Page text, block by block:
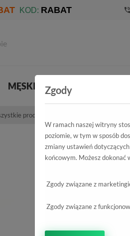
KOD: RABAT
MĘSKIE
produkty
Klapki
B3950-E50-000-000-
-70%
Zgody
W ramach naszej witryny
poziomie, w tym w sposób
zmiany ustawień
końcowym. Możesz dokonać
Zgody związane z
Zgody związane z